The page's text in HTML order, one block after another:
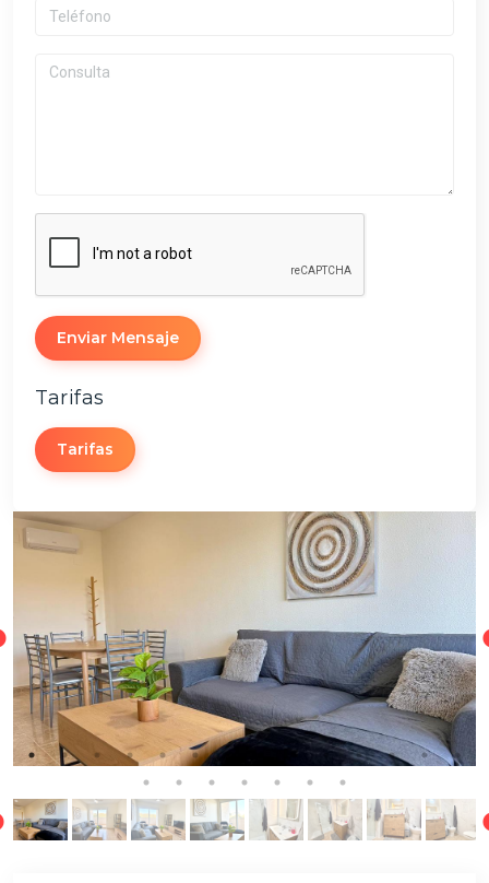
Enviar Mensaje
Tarifas
Tarifas